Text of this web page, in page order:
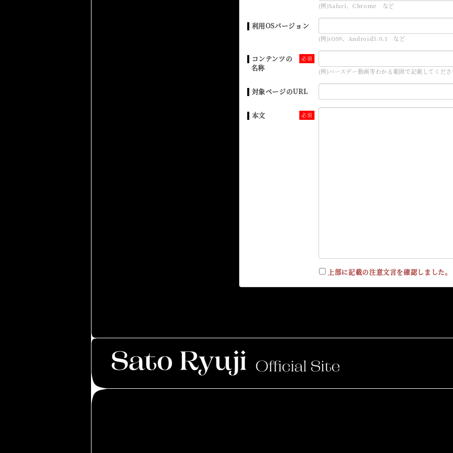
(例)Safari、Chrome など
利用OSバージョン
(例)iOS9、Android5.0.1 など
コンテンツの
名称
(例)バースデー動画等わかる範囲で記載してくだ
対象ページのURL
本文
上部に記載の注意文言を確認しました。